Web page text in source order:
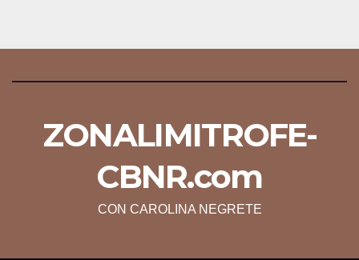
ZONALIMITROFE-
CBNR.com
CON CAROLINA NEGRETE